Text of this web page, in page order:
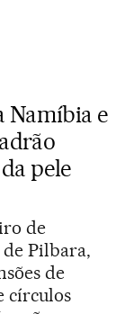
Namíbia e
pele
de
Pilbara,
de
círculos